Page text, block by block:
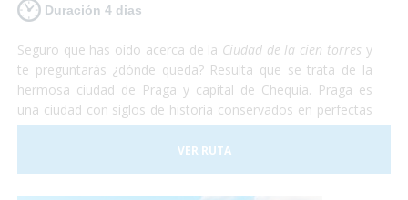
Duración 4 dias
Seguro que has oído acerca de la Ciudad de la cien torres y
te preguntarás ¿dónde queda? Resulta que se trata de la
hermosa ciudad de Praga y capital de Chequia. Praga es
una ciudad con siglos de historia conservados en perfectas
condiciones. Debido a esto, la Ciudad Vieja de Praga está
considerada Patrimonio de la Humanidad por la UNESCO.
De Praga solamente te irás maravillado. Te aseguramos
VER RUTA